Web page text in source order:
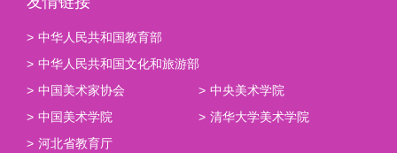
> 中华人民共和国教育部
> 中华人民共和国文化和旅游部
> 中国美术家协会 > 中央美术学院
> 中国美术学院 > 清华大学美术学院
> 河北省教育厅